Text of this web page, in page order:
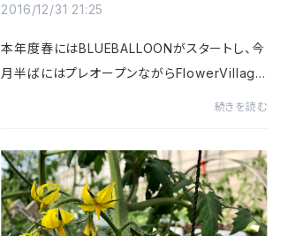
2016/12/31 21:25
本年度春にはBLUEBALLOONがスタートし、今
月半ばにはプレオープンながらFlowerVillage
申し上げます。引き続き来年度もお...
続きを読む